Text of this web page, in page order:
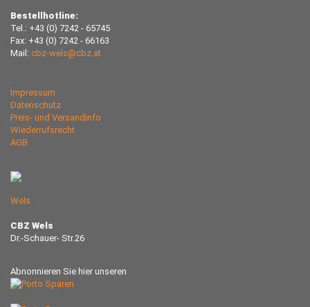
Bestellhotline:
Tel.: +43 (0) 7242 - 65745
Fax: +43 (0) 7242 - 66163
Mail: cbz-wels@cbz.at
Impressum
Datenschutz
Preis- und Versandinfo
Wiederrufsrecht
AGB
Wels
CBZ Wels
Dr.-Schauer- Str.26
Abnonnieren Sie hier unseren